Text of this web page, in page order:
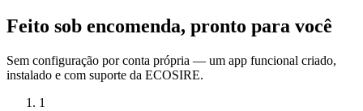
Feito sob encomenda, pronto para você
Sem configuração por conta própria — um app funcional criado,
instalado e com suporte da ECOSIRE.
1